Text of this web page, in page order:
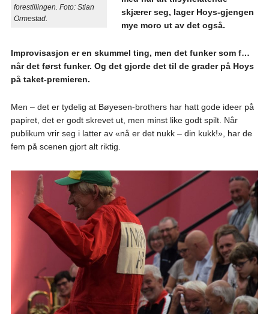
forestillingen. Foto: Stian
Ormestad.
skjærer seg, lager Hoys-gjengen
mye moro ut av det også.
Improvisasjon er en skummel ting, men det funker som f…
når det først funker. Og det gjorde det til de grader på Hoys
på taket-premieren.
Men – det er tydelig at Bøyesen-brothers har hatt gode ideer på
papiret, det er godt skrevet ut, men minst like godt spilt. Når
publikum vrir seg i latter av «nå er det nukk – din kukk!», har de
fem på scenen gjort alt riktig.